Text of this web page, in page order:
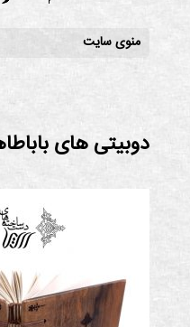
منوی سایت
دوبیتی های